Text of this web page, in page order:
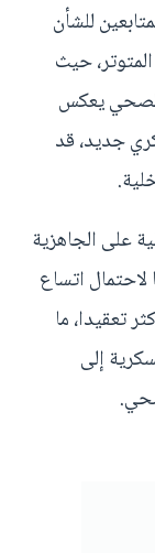
للشأن
حيث
يعكس
جديد، قد
على الجاهزية
اتساع
تعقيدا، ما
إلى